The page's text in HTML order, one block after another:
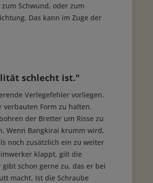
Schwund, oder zum
Das kann im Zuge der
schlecht ist."
Verlegefehler vorliegen.
verbauten Form zu halten.
der Bretter um Risse zu
Wenn Bangkirai krumm wird,
noch zusätzlich ein zu weiter
klappt, gilt die
schon gerne zu, das er bei
macht. Ist die Schraube